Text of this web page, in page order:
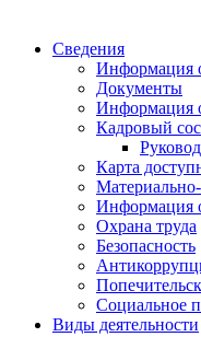
Сведения
Информация
Документы
Информация
Кадровый
Карта
Информация
Охрана труда
Безопасность
Социальное
Виды деятельности